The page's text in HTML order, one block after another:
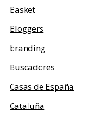
Basket
Bloggers
branding
Buscadores
Casas de España
Cataluña